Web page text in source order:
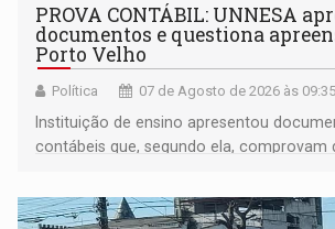
PROVA CONTÁBIL: UNNESA
documentos e questiona
Porto Velho
Política 07 de Agosto de 2026 às 09:35
Instituição de ensino apresentou
contábeis que, segundo ela, comprovam
apreendido quando já estava dentro da
— em pleno ano eleitoral em Rondônia